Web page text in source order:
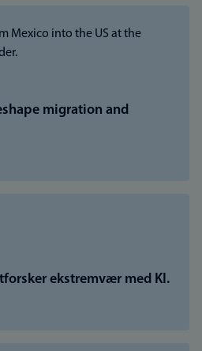
migration and
ekstremvær med KI.